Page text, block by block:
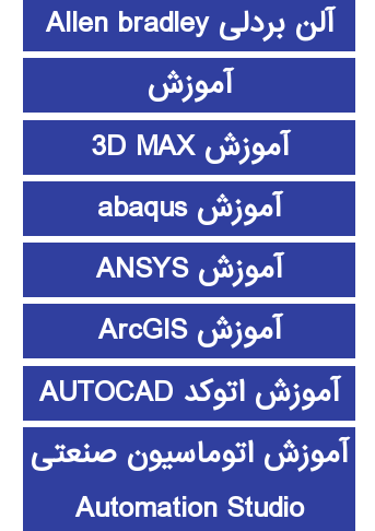
آلن بردلی Allen bradley
آموزش
آموزش 3D MAX
آموزش abaqus
آموزش ANSYS
آموزش ArcGIS
آموزش اتوکد AUTOCAD
آموزش اتوماسیون صنعتی
Automation Studio